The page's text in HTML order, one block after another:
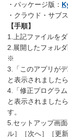
・パッケージ版：
・クラウド・サブ
【手順】
1.上記ファイルを
2.展開したフォル
※
3.「このアプリが
と表示されました
4.「修正プログラ
と表示されました
す。
5.セットアップ画
ル］［次へ］［更